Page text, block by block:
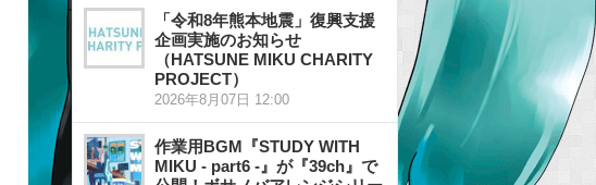
「令和8年熊本地震」復興支援
企画実施のお知らせ
（HATSUNE MIKU CHARITY
PROJECT）
2026年8月07日 12:00
作業用BGM『STUDY WITH
MIKU - part6 -』が『39ch』で